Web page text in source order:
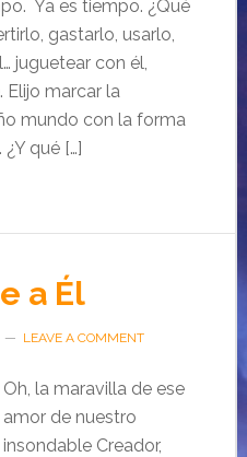
Ya es tiempo. ¿Qué
gastarlo, usarlo,
juguetear con él,
marcar la
mundo con la forma
qué […]
a Él
LEAVE A COMMENT
Oh, la maravilla de ese
amor de nuestro
insondable Creador,